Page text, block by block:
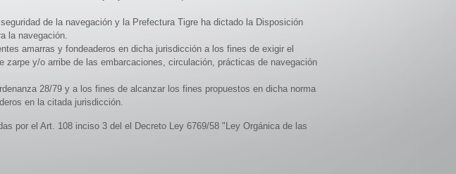
de la navegación y la Prefectura Tigre ha dictado la Disposición
la navegación.
amarras y fondeaderos en dicha jurisdicción a los fines de exigir el
y/o arribe de las embarcaciones, circulación, prácticas de navegación
28/79 y a los fines de alcanzar los fines propuestos en dicha norma
en la citada jurisdicción.
por el Art. 108 inciso 3 del el Decreto Ley 6769/58 "Ley Orgánica de las